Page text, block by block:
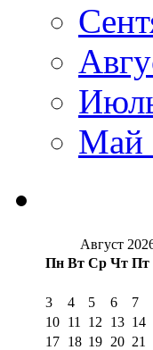
Май
Август
Пн Вт Ср Чт Пт
3
4 5 6 7
10 11 12 13 14
17 18 19 20 21